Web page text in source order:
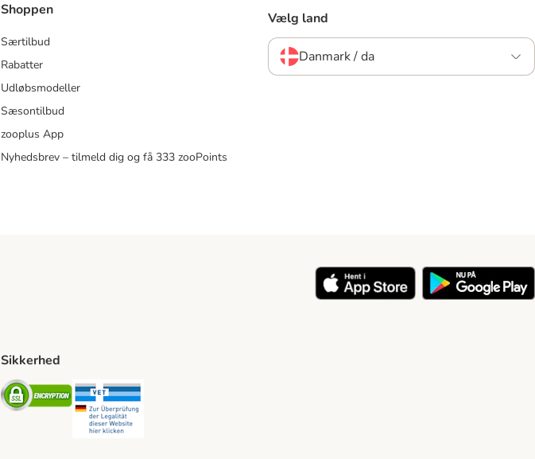
Shoppen
Særtilbud
Rabatter
Udløbsmodeller
Sæsontilbud
zooplus App
Nyhedsbrev – tilmeld dig og få 333 zooPoints
Vælg land
Danmark / da
Sikkerhed
Security